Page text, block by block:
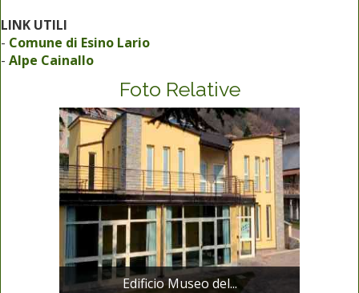
LINK UTILI
- Comune di Esino Lario
- Alpe Cainallo
Foto Relative
Edificio Museo del...